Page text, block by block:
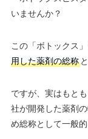
いませんか？
この「ボトックス
用した薬剤の総称
ですが、実はもと
社が開発した薬剤
め総称として一般